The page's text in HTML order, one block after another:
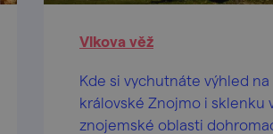
Vlkova věž
Kde si vychutnáte výhled na
královské Znojmo i sklenku
znojemské oblasti